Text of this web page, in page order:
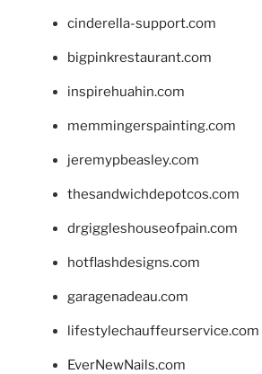
cinderella-support.com
bigpinkrestaurant.com
inspirehuahin.com
memmingerspainting.com
jeremypbeasley.com
thesandwichdepotcos.com
drgiggleshouseofpain.com
hotflashdesigns.com
garagenadeau.com
lifestylechauffeurservice.com
EverNewNails.com